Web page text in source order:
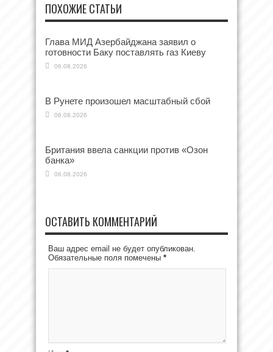
ПОХОЖИЕ СТАТЬИ
Глава МИД Азербайджана заявил о
готовности Баку поставлять газ Киеву
06.08.2026
В Рунете произошел масштабный сбой
06.08.2026
Британия ввела санкции против «Озон
банка»
06.08.2026
ОСТАВИТЬ КОММЕНТАРИЙ
Ваш адрес email не будет опубликован.
Обязательные поля помечены *